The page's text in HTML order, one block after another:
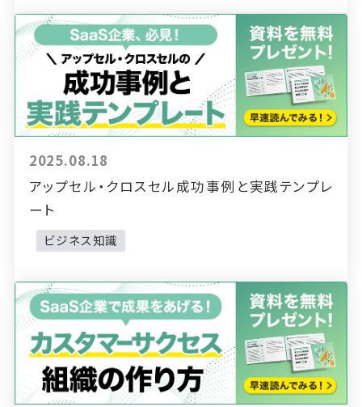
2025.08.18
アップセル・クロスセル成功事例と実践テンプレ
ート
ビジネス知識